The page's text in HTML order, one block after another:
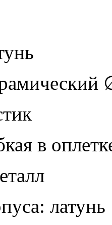
в
латунь